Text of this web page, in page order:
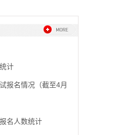
计
报名情况（截至4月
名人数统计